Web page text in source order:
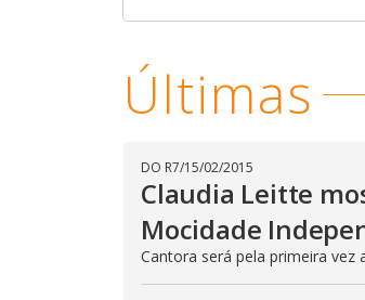
Últimas
DO R7/15/02/2015
Claudia Leitte
Mocidade
Cantora será pela primeira vez